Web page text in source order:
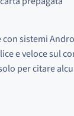
sistemi
e veloce sul
per citare